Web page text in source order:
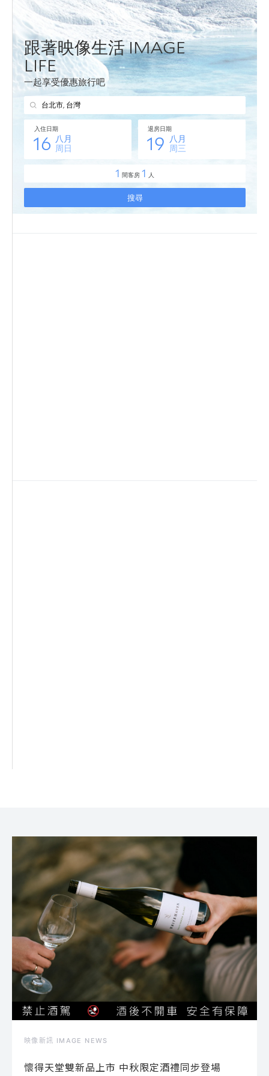
映像新訊 IMAGE NEWS
懷得天堂雙新品上市 中秋限定酒禮同步登場